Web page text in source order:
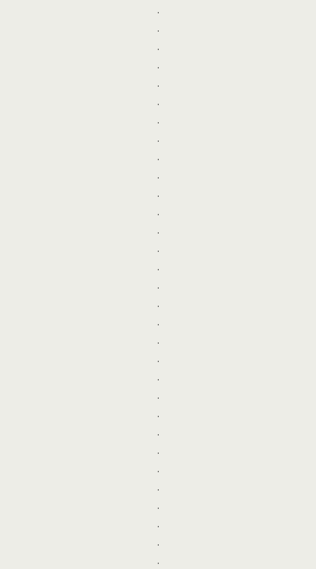
.
.
.
.
.
.
.
.
.
.
.
.
.
.
.
.
.
.
.
.
.
.
.
.
.
.
.
.
.
.
.